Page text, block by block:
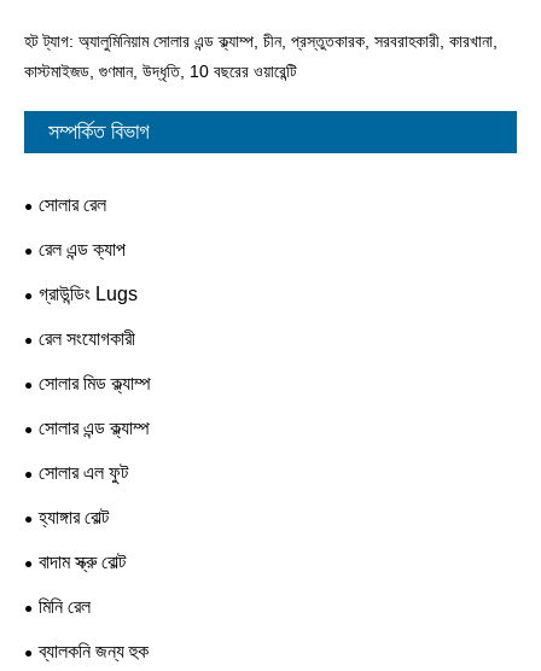
হট ট্যাগ: অ্যালুমিনিয়াম সোলার এন্ড ক্ল্যাম্প, চীন, প্রস্তুতকারক, সরবরাহকারী, কারখানা,
কাস্টমাইজড, গুণমান, উদ্ধৃতি, 10 বছরের ওয়ারেন্টি
সম্পর্কিত বিভাগ
সোলার রেল
রেল এন্ড ক্যাপ
গ্রাউন্ডিং Lugs
রেল সংযোগকারী
সোলার মিড ক্ল্যাম্প
সোলার এন্ড ক্ল্যাম্প
সোলার এল ফুট
হ্যাঙ্গার বোল্ট
বাদাম স্ক্রু বোল্ট
মিনি রেল
ব্যালকনি জন্য হুক